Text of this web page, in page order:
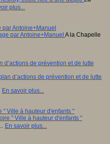
plus...
par Antoine+Manuel
A la Chapelle
de prévention et de lutte
En savoir plus...
" Ville à hauteur d'enfants "
En savoir plus...